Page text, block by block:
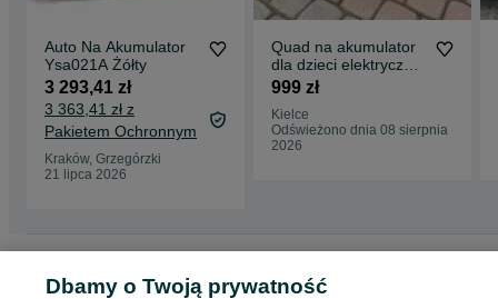
Auto Na Akumulator
Ysa021A Żółty
3 293,41 zł
3 363,41 zł z
Pakietem Ochronnym
Kraków, Grzegórzki
21 lipca 2026
Quad na akumulator
dla dzieci elektryczny
24V 4x4
999 zł
Kielce
Odświeżono dnia 08 sierpnia
2026
elektryczne - Świętokrzyskie
Pojazdy elektryczne - Piekoszów
Dbamy o Twoją prywatność